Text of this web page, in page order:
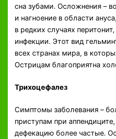
сна зубами. Осложнения –
и нагноение в области
в редких случаях
инфекции. Этот вид
всех странах мира, в
Острицам благоприятна
Трихоцефалез
Симптомы заболевания –
приступам при
дефекацию более частые.